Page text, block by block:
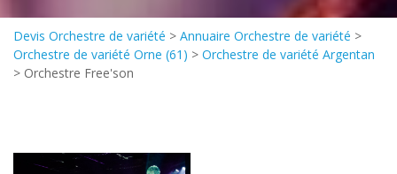
Devis Orchestre de variété > Annuaire Orchestre de variété >
Orchestre de variété Orne (61) > Orchestre de variété Argentan
> Orchestre Free'son